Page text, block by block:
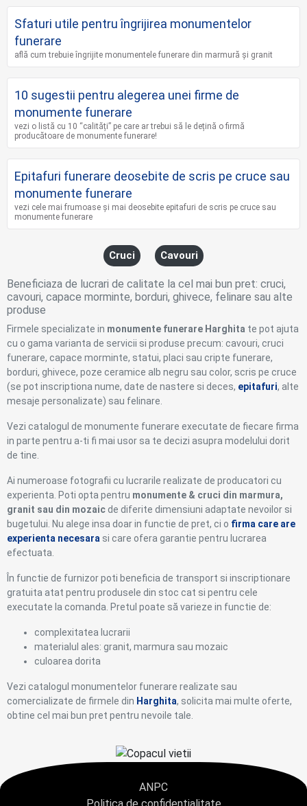
Sfaturi utile pentru îngrijirea monumentelor
funerare
află cum trebuie îngrijite monumentele funerare din marmură și granit
10 sugestii pentru alegerea unei firme de
monumente funerare
vezi o listă cu 10 “calități” pe care ar trebui să le dețină o firmă
producătoare de monumente funerare!
Epitafuri funerare deosebite de scris pe cruce sau
monumente funerare
vezi cele mai frumoase și mai deosebite epitafuri de scris pe cruce sau
monumente funerare
Cruci Cavouri
Beneficiaza de lucrari de calitate la cel mai bun pret: cruci,
cavouri, capace morminte, borduri, ghivece, felinare sau alte
produse
Firmele specializate in monumente funerare Harghita te pot ajuta
cu o gama varianta de servicii si produse precum: cavouri, cruci
funerare, capace morminte, statui, placi sau cripte funerare,
borduri, ghivece, poze ceramice alb negru sau color, scris pe cruce
(se pot inscriptiona nume, date de nastere si deces, epitafuri, alte
mesaje personalizate) sau felinare.
Vezi catalogul de monumente funerare executate de fiecare firma
in parte pentru a-ti fi mai usor sa te decizi asupra modelului dorit
de tine.
Ai numeroase fotografii cu lucrarile realizate de producatori cu
experienta. Poti opta pentru monumente & cruci din marmura,
granit sau din mozaicde diferite dimensiuni adaptate nevoilor si
bugetului. Nu alege insa doar in functie de pret, ci o firma care are
experienta necesara si care ofera garantie pentru lucrarea
efectuata.
În functie de furnizor poti beneficia de transport si inscriptionare
gratuita atat pentru produsele din stoc cat si pentru cele
executate la comanda. Pretul poate să varieze in functie de:
complexitatea lucrarii
materialul ales: granit, marmura sau mozaic
culoarea dorita
Vezi catalogul monumentelor funerare realizate sau
comercializate de firmele din Harghita, solicita mai multe oferte,
obtine cel mai bun pret pentru nevoile tale.
ANPC